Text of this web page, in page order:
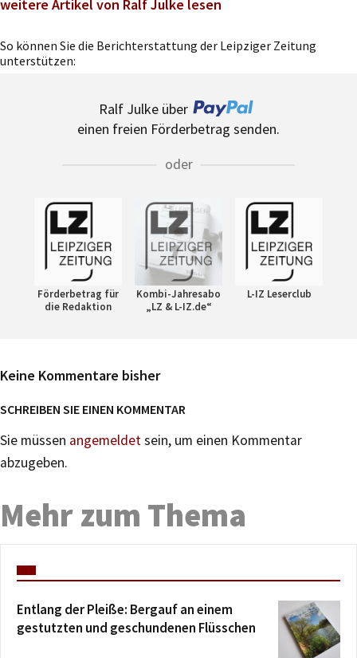
weitere Artikel von Ralf Julke lesen
So können Sie die Berichterstattung der Leipziger Zeitung
unterstützen:
Ralf Julke über
einen freien Förderbetrag senden.
oder
Förderbetrag für
die Redaktion
Kombi-Jahresabo
„LZ & L-IZ.de“
L-IZ Leserclub
Keine Kommentare bisher
SCHREIBEN SIE EINEN KOMMENTAR
Sie müssen angemeldetsein, um einen Kommentar
abzugeben.
Mehr zum Thema
Entlang der Pleiße: Bergauf an einem
gestutzten und geschundenen Flüsschen